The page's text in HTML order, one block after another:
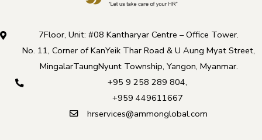
7Floor, Unit: #08 Kantharyar Centre – Office Tower.
No. 11, Corner of KanYeik Thar Road & U Aung Myat Street,
MingalarTaungNyunt Township, Yangon, Myanmar.
+95 9 258 289 804,
+959 449611667
hrservices@ammonglobal.com